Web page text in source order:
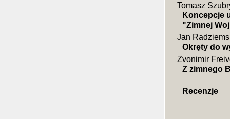
Tomasz
Koncepcje
"Zimnej
Jan
Okręty do
Zvonimir
Z zimnego
Recenzje